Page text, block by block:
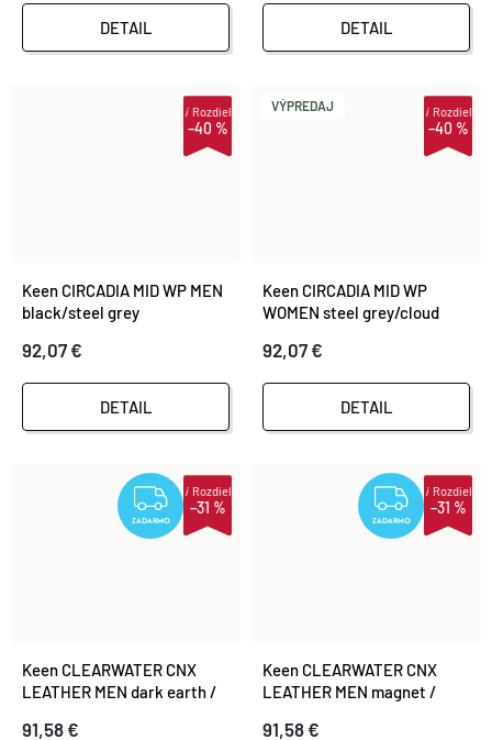
DETAIL DETAIL
–40 %
iRozdiel
Keen CIRCADIA MID WP MEN
black/steel grey
92,07 €
DETAIL
VÝPREDAJ
–40 %
iRozdiel
Keen CIRCADIA MID WP
WOMEN steel grey/cloud
92,07 €
DETAIL
ZADARMO
ZADARMO
–31 %
iRozdiel
Keen CLEARWATER CNX
LEATHER MEN dark earth /
91,58 €
ZADARMO
–31 %
iRozdiel
Keen CLEARWATER CNX
LEATHER MEN magnet /
91,58 €